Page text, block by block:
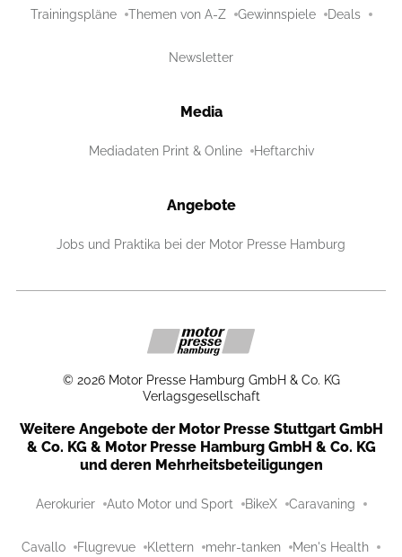
Trainingspläne Themen von A-Z Gewinnspiele Deals
Newsletter
Media
Mediadaten Print & Online Heftarchiv
Angebote
Jobs und Praktika bei der Motor Presse Hamburg
© 2026 Motor Presse Hamburg GmbH & Co. KG
Verlagsgesellschaft
Weitere Angebote der Motor Presse Stuttgart GmbH
& Co. KG & Motor Presse Hamburg GmbH & Co. KG
und deren Mehrheitsbeteiligungen
Aerokurier Auto Motor und Sport BikeX Caravaning
Cavallo Flugrevue Klettern mehr-tanken Men's Health